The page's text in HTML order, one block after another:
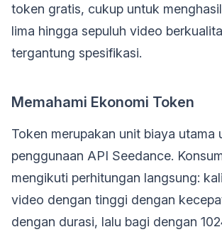
token gratis, cukup untuk
lima hingga sepuluh video
tergantung spesifikasi.
Memahami Ekonomi Token
Token merupakan unit biaya utama
penggunaan API Seedance.
mengikuti perhitungan langsung:
video dengan tinggi dengan
dengan durasi, lalu bagi dengan